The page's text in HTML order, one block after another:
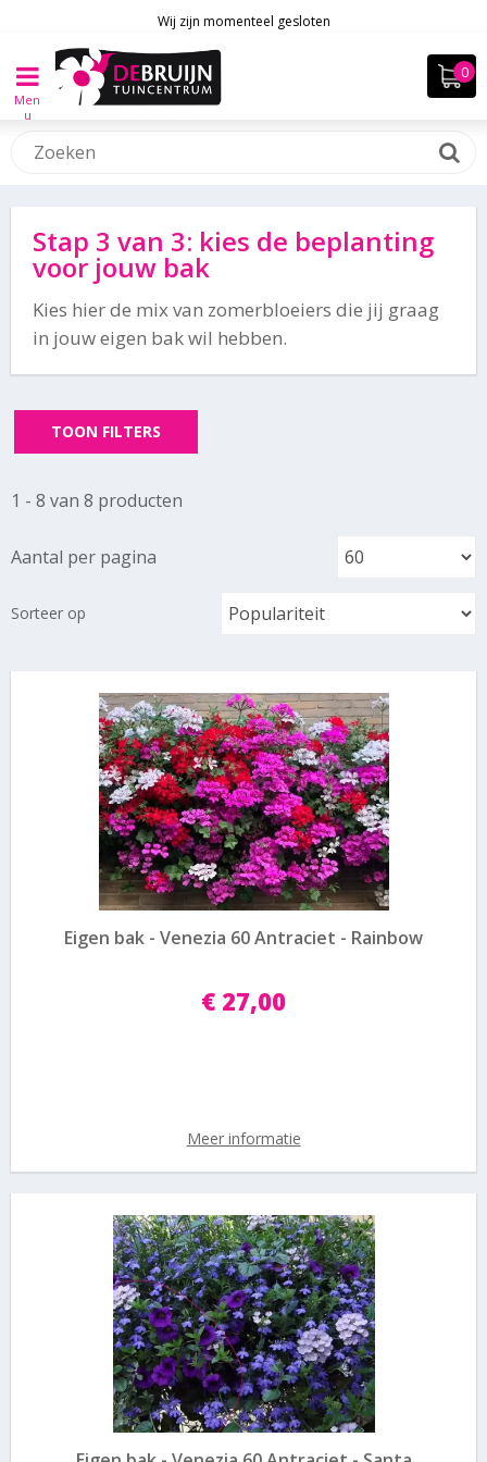
Men
u
Wij zijn momenteel gesloten
Stap 3 van 3: kies de beplanting
voor jouw bak
Kies hier de mix van zomerbloeiers die jij graag
in jouw eigen bak wil hebben.
TOON FILTERS
1 - 8 van 8 producten
Aantal per pagina
Sorteer op
Eigen bak - Venezia 60 Antraciet - Rainbow
€ 27,00
Meer informatie